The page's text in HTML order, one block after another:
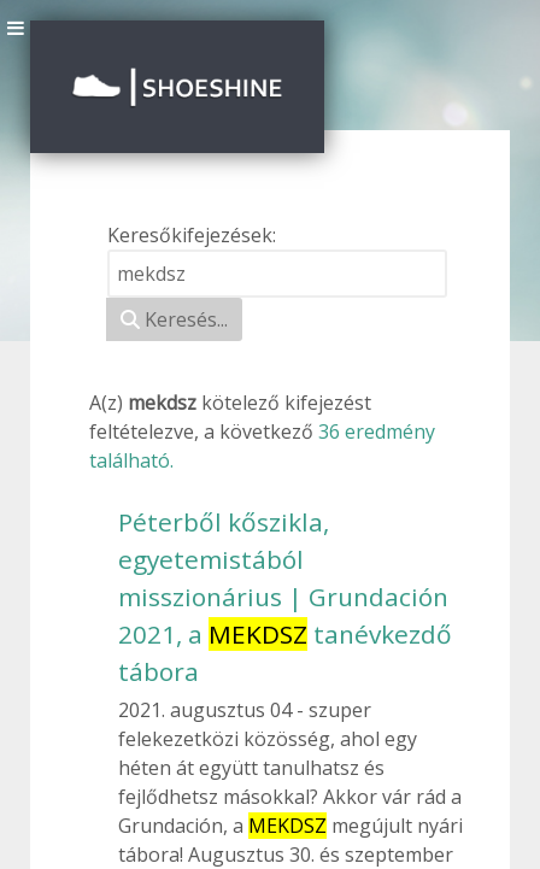
Keresési űrlap
Keresőkifejezések:
Keresés...
A(z) mekdsz kötelező kifejezést
feltételezve, a következő 36 eredmény
található.
Péterből kőszikla,
egyetemistából
misszionárius | Grundación
2021, a MEKDSZ tanévkezdő
tábora
2021. augusztus 04 szuper
felekezetközi közösség, ahol egy
héten át együtt tanulhatsz és
fejlődhetsz másokkal? Akkor vár rád a
Grundación, a MEKDSZ megújult nyári
tábora! Augusztus 30. és szeptember